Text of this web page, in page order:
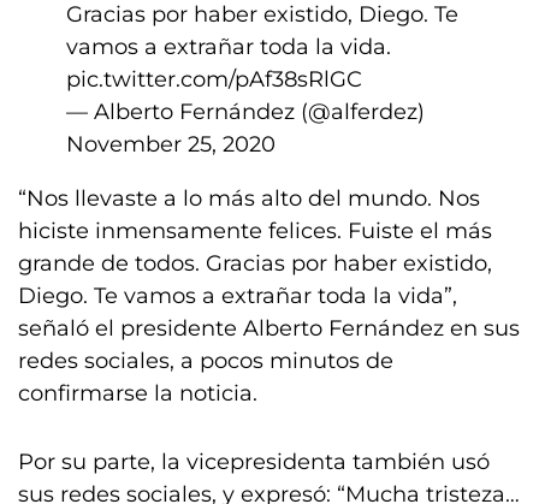
Gracias por haber existido, Diego. Te
vamos a extrañar toda la vida.
pic.twitter.com/pAf38sRlGC
— Alberto Fernández (@alferdez)
November 25, 2020
“Nos llevaste a lo más alto del mundo. Nos
hiciste inmensamente felices. Fuiste el más
grande de todos. Gracias por haber existido,
Diego. Te vamos a extrañar toda la vida”,
señaló el presidente Alberto Fernández en sus
redes sociales, a pocos minutos de
confirmarse la noticia.
Por su parte, la vicepresidenta también usó
sus redes sociales, y expresó: “Mucha tristeza…